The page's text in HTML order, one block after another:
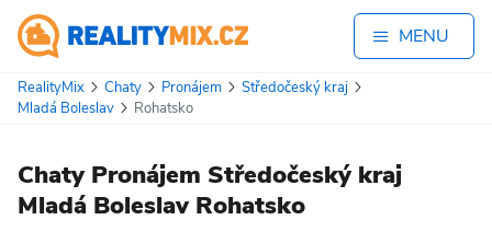
MENU
RealityMix Chaty Pronájem
Středočeský kraj
Mladá Boleslav
Rohatsko
Chaty Pronájem Středočeský kraj
Mladá Boleslav Rohatsko